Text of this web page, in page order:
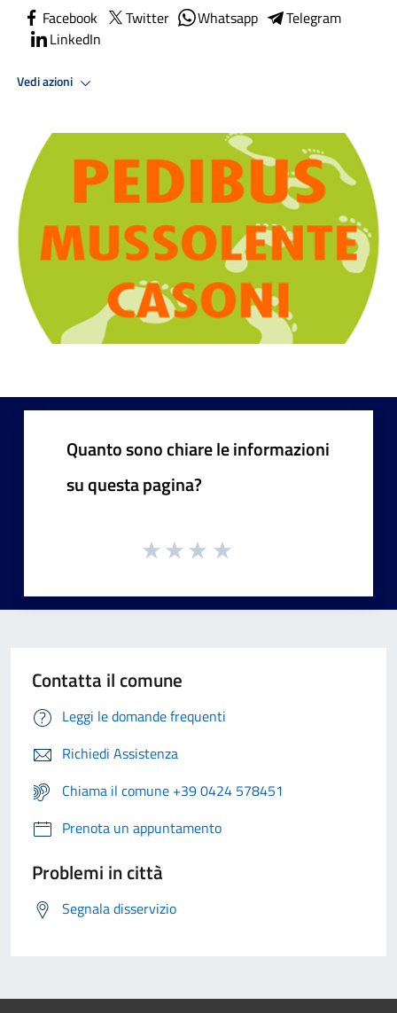
Facebook Twitter Whatsapp
Telegram
LinkedIn
Vedi azioni
Quanto sono chiare le informazioni
su questa pagina?
Contatta il comune
Leggi le domande frequenti
Richiedi Assistenza
Chiama il comune +39 0424 578451
Prenota un appuntamento
Problemi in città
Segnala disservizio